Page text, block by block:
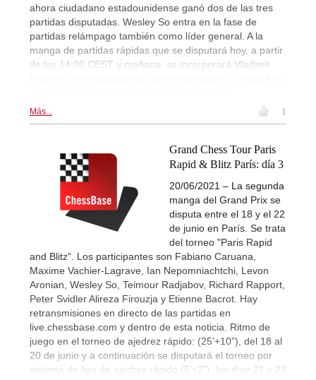
ahora ciudadano estadounidense ganó dos de las tres
partidas disputadas. Wesley So entra en la fase de
partidas relámpago también como líder general. A la
manga de partidas rápidas que se disputará hoy, a partir
de las 14:00 CEST y mañana, se incorporará Vladimir
Más... 1
Grand Chess Tour Paris
Rapid & Blitz París: día 3
20/06/2021 – La segunda
manga del Grand Prix se
disputa entre el 18 y el 22
de junio en París. Se trata
del torneo "Paris Rapid
and Blitz". Los participantes son Fabiano Caruana,
Maxime Vachier-Lagrave, Ian Nepomniachtchi, Levon
Aronian, Wesley So, Teimour Radjabov, Richard Rapport,
Peter Svidler Alireza Firouzja y Etienne Bacrot. Hay
retransmisiones en directo de las partidas en
live.chessbase.com y dentro de esta noticia. Ritmo de
juego en el torneo de ajedrez rápido: (25’+10”), del 18 al
20 de junio y a continuación se disputará el torneo por
sistema de liga de ajedrez rápido (5’+2”), los días 21 y 22